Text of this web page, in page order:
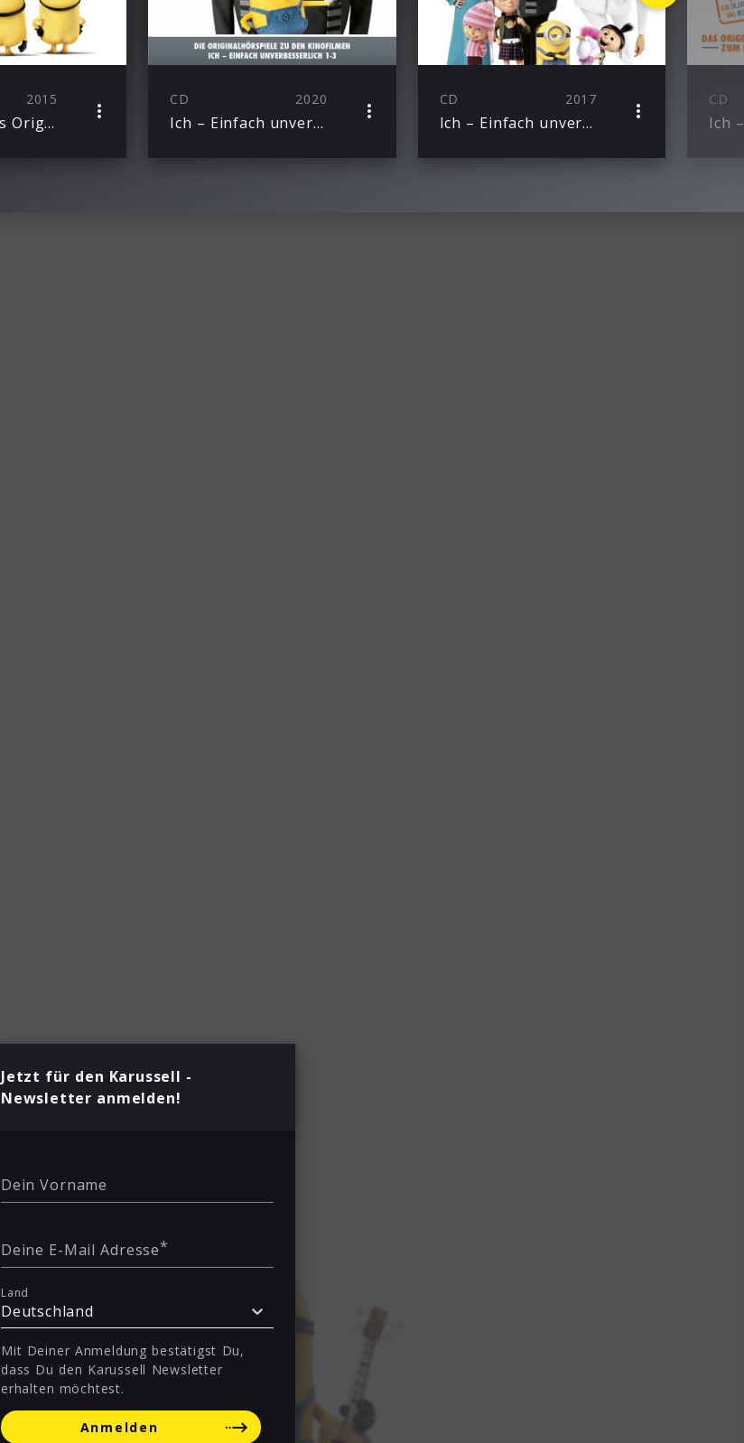
2015
Minions – Das Original-Hörspiel zum Kinofilm
CD 2020
Ich – Einfach unverbesserlich – 3-CD-Hörspielbox
CD 2017
Ich – Einfach unverbesserlich 3 (Das Original-Hörspiel zum Kinofilm)
CD
Jetzt für den Karussell -
Newsletter anmelden!
Dein Vorname
Deine E-Mail Adresse*
Land
Deutschland
Mit Deiner Anmeldung bestätigst Du,
dass Du den Karussell Newsletter
erhalten möchtest.
Anmelden